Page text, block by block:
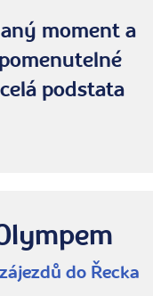
moment a
podstata
do Řecka